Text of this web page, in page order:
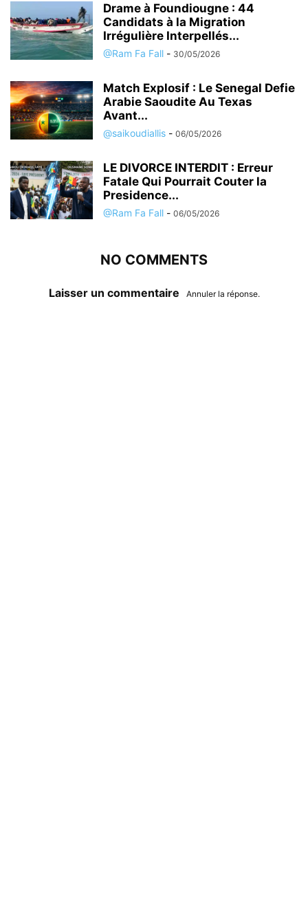
Drame à Foundiougne : 44
Candidats à la Migration
Irrégulière Interpellés...
@Ram Fa Fall - 30/05/2026
Match Explosif : Le Senegal Defie
Arabie Saoudite Au Texas
Avant...
@saikoudiallis - 06/05/2026
LE DIVORCE INTERDIT : Erreur
Fatale Qui Pourrait Couter la
Presidence...
@Ram Fa Fall - 06/05/2026
NO COMMENTS
Laisser un commentaire Annuler la réponse.